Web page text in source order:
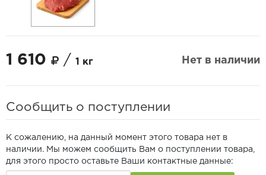
1 610 / 1 кг Нет в наличии
Сообщить о поступлении
К сожалению, на данный момент этого товара нет в
наличии. Мы можем сообщить Вам о поступлении товара,
для этого просто оставьте Ваши контактные данные: